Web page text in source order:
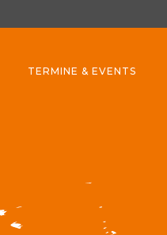
TERMINE & EVENTS